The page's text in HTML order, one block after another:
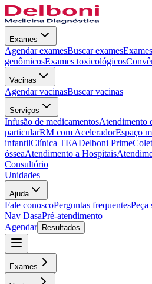
Exames
Agendar examesBuscar exames
genômicosExames toxicológicos
Vacinas
Agendar vacinasBuscar vacinas
Serviços
Infusão de medicamentosAtendimento
particularRM com AceleradorEspaço
infantilClínica TEADelboni Prime
ósseaAtendimento a Hospitais
Consultório
Unidades
Ajuda
Fale conoscoPerguntas frequentesPeça
Nav DasaPré-atendimento
Agendar
Resultados
Exames